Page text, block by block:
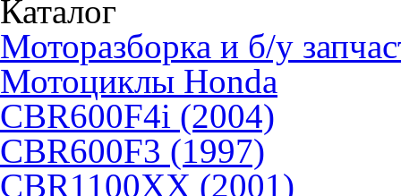
Каталог
Моторазборка и б/у
Мотоциклы Honda
CBR600F4i (2004)
CBR600F3 (1997)
CBR1100XX (2001)